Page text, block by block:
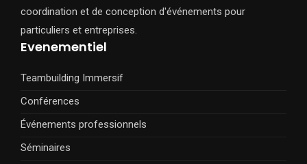
coordination et de conception d'événements pour
particuliers et entreprises.
Evenementiel
Teambuilding Immersif
Conférences
Événements professionnels
Séminaires